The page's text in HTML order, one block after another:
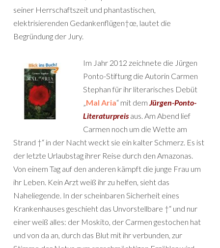
seiner Herrschaftszeit und phantastischen,
elektrisierenden Gedankenflügen†œ, lautet die
Begründung der Jury.
Im Jahr 2012 zeichnete die Jürgen
Ponto-Stiftung die Autorin Carmen
Stephan für ihr literarisches Debüt
„Mal Aria“ mit dem Jürgen-Ponto-
Literaturpreis aus. Am Abend lief
Carmen noch um die Wette am
Strand †“ in der Nacht weckt sie ein kalter Schmerz. Es ist
der letzte Urlaubstag ihrer Reise durch den Amazonas.
Von einem Tag auf den anderen kämpft die junge Frau um
ihr Leben. Kein Arzt weiß ihr zu helfen, sieht das
Naheliegende. In der scheinbaren Sicherheit eines
Krankenhauses geschieht das Unvorstellbare †“ und nur
einer weiß alles: der Moskito, der Carmen gestochen hat
und von da an, durch das Blut mit ihr verbunden, zur